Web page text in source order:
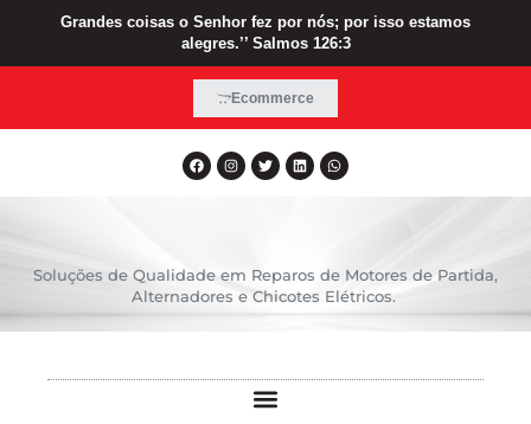
Grandes coisas o Senhor fez por nós; por isso estamos
alegres.’’ Salmos 126:3
Ecommerce
Soluções de Qualidade em Reparos de Motores de Partida,
Alternadores e Chicotes Elétricos.